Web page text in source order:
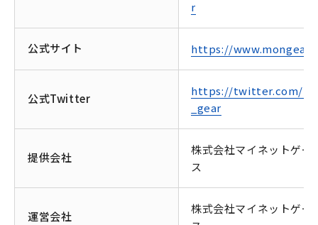
r
公式サイト https://
公式Twitter
https://twitter.com/
_gear
提供会社
株式会社マイネットゲー
ス
運営会社
株式会社マイネットゲー